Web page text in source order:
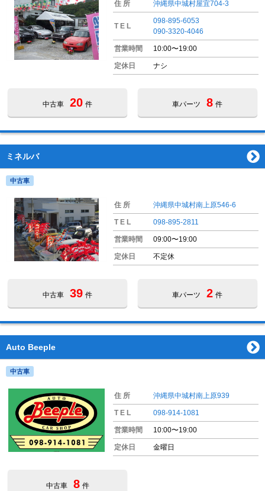
住 所 沖縄県中城村屋宜704-3
T E L
098-895-6053
090-3320-4046
営業時間 10:00〜19:00
定休日 ナシ
中古車 20 件 車パーツ 8 件
ミネルバ
中古車
住 所 沖縄県中城村南上原546-6
T E L 098-895-2811
営業時間 09:00〜19:00
定休日 不定休
中古車 39 件 車パーツ 2 件
Auto Beeple
中古車
住 所 沖縄県中城村南上原939
T E L 098-914-1081
営業時間 10:00〜19:00
定休日 金曜日
中古車 8 件